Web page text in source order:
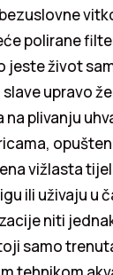
polirane
jeste život
upravo
plivanju
vižlasta
ili uživaju u
niti
samo